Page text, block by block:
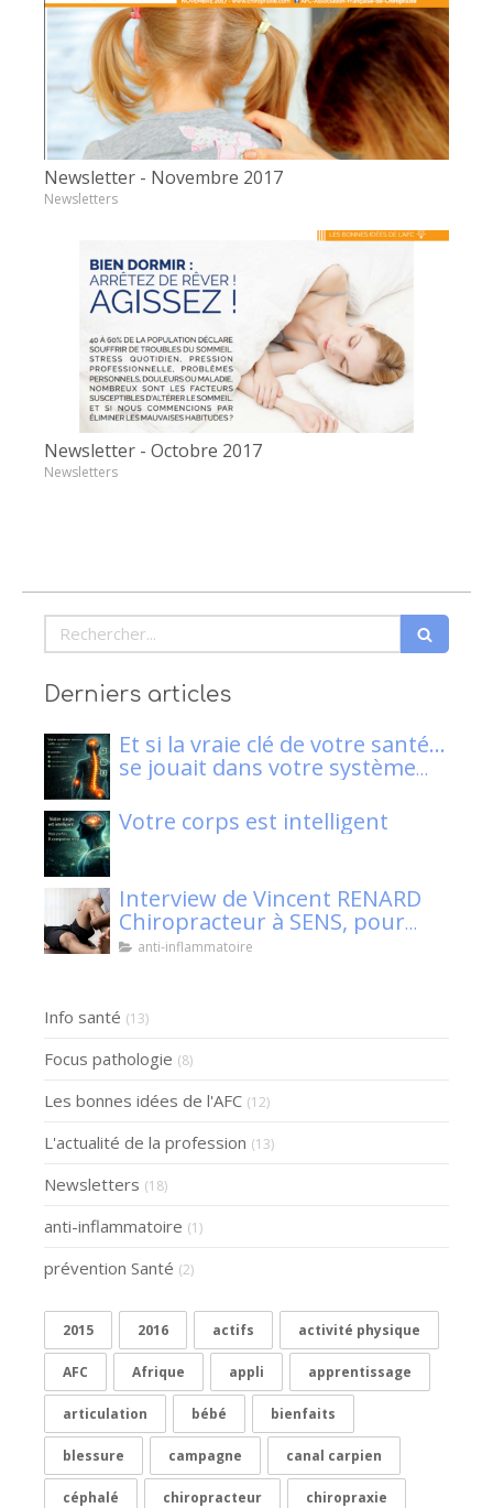
Newsletter - Novembre 2017
Newsletters
Newsletter - Octobre 2017
Newsletters
Rechercher
Derniers articles
Et si la vraie clé de votre santé…
se jouait dans votre système
nerveux ?
Votre corps est intelligent
Interview de Vincent RENARD
Chiropracteur à SENS, pour
Klaser.
anti-inflammatoire
Info santé (13)
Focus pathologie (8)
Les bonnes idées de l'AFC (12)
L'actualité de la profession (13)
Newsletters (18)
anti-inflammatoire (1)
prévention Santé (2)
2015 2016 actifs activité physique
AFC Afrique appli apprentissage
articulation bébé bienfaits
blessure campagne canal carpien
céphalé chiropracteur chiropraxie